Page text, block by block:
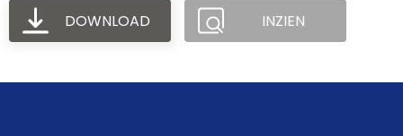
DOWNLOAD INZIEN